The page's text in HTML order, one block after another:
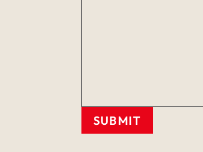
SUBMIT